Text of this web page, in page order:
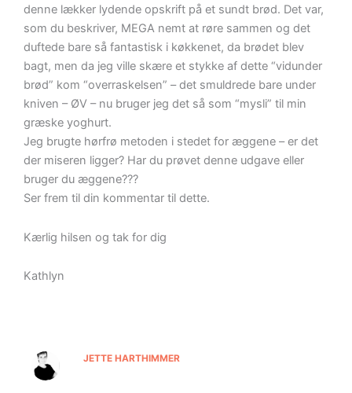
denne lækker lydende opskrift på et sundt brød. Det var,
som du beskriver, MEGA nemt at røre sammen og det
duftede bare så fantastisk i køkkenet, da brødet blev
bagt, men da jeg ville skære et stykke af dette “vidunder
brød” kom “overraskelsen” – det smuldrede bare under
kniven – ØV – nu bruger jeg det så som “mysli” til min
græske yoghurt.
Jeg brugte hørfrø metoden i stedet for æggene – er det
der miseren ligger? Har du prøvet denne udgave eller
bruger du æggene???
Ser frem til din kommentar til dette.
Kærlig hilsen og tak for dig
Kathlyn
JETTE HARTHIMMER